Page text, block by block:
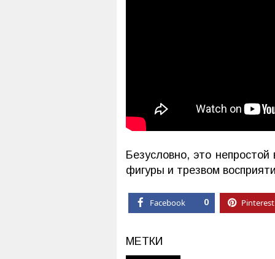
Безусловно, это
фигуры и трезвом
Facebook 0 Pinterest
МЕТКИ